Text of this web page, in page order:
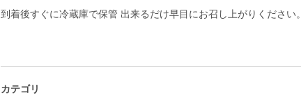
到着後すぐに冷蔵庫で保管 出来るだけ早目にお召し上がりください。
カテゴリ